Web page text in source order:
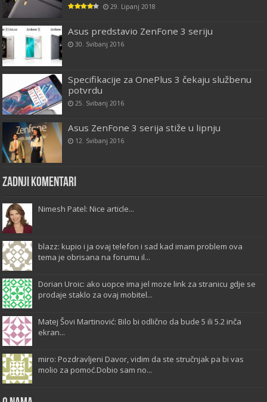
29. Lipanj 2018
Asus predstavio ZenFone 3 seriju
30. Svibanj 2016
Specifikacije za OnePlus 3 čekaju službenu
potvrdu
25. Svibanj 2016
Asus ZenFone 3 serija stiže u lipnju
12. Svibanj 2016
Zadnji komentari
Nimesh Patel: Nice article...
blazz: kupio i ja ovaj telefon i sad kad imam problem ova
tema je obrisana na forumu il...
Dorian Uroic: ako uopce ima jel moze link za stranicu gdje se
prodaje staklo za ovaj mobitel...
Matej Šovi Martinović: Bilo bi odlično da bude 5 ili 5.2 inča
ekran...
miro: Pozdravljeni Davor, vidim da ste stručnjak pa bi vas
molio za pomoć.Dobio sam no...